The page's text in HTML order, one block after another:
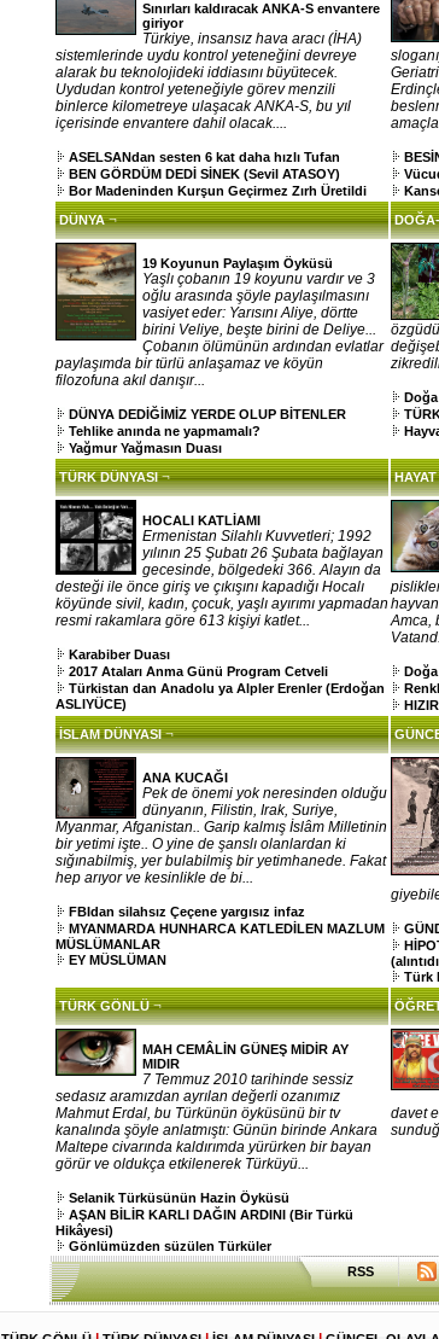
Sınırları kaldıracak ANKA-S envantere
giriyor
Türkiye, insansız hava aracı (İHA)
sistemlerinde uydu kontrol yeteneğini devreye
alarak bu teknolojideki iddiasını büyütecek.
Uydudan kontrol yeteneğiyle görev menzili
binlerce kilometreye ulaşacak ANKA-S, bu yıl
içerisinde envantere dahil olacak....
ASELSANdan sesten 6 kat daha hızlı Tufan
BEN GÖRDÜM DEDİ SİNEK (Sevil ATASOY)
Bor Madeninden Kurşun Geçirmez Zırh Üretildi
DÜNYA ¬
19 Koyunun Paylaşım Öyküsü
Yaşlı çobanın 19 koyunu vardır ve 3
oğlu arasında şöyle paylaşılmasını
vasiyet eder: Yarısını Aliye, dörtte
birini Veliye, beşte birini de Deliye...
Çobanın ölümünün ardından evlatlar
paylaşımda bir türlü anlaşamaz ve köyün
filozofuna akıl danışır...
DÜNYA DEDİĞİMİZ YERDE OLUP BİTENLER
Tehlike anında ne yapmamalı?
Yağmur Yağmasın Duası
TÜRK DÜNYASI ¬
HOCALI KATLİAMI
Ermenistan Silahlı Kuvvetleri; 1992
yılının 25 Şubatı 26 Şubata bağlayan
gecesinde, bölgedeki 366. Alayın da
desteği ile önce giriş ve çıkışını kapadığı Hocalı
köyünde sivil, kadın, çocuk, yaşlı ayırımı yapmadan
resmi rakamlara göre 613 kişiyi katlet...
Karabiber Duası
2017 Ataları Anma Günü Program Cetveli
Türkistan dan Anadolu ya Alpler Erenler (Erdoğan
ASLIYÜCE)
Amca,
HIZIR
İSLAM DÜNYASI ¬
ANA KUCAĞI
Pek de önemi yok neresinden olduğu
dünyanın, Filistin, Irak, Suriye,
Myanmar, Afganistan.. Garip kalmış İslâm Milletinin
bir yetimi işte.. O yine de şanslı olanlardan ki
sığınabilmiş, yer bulabilmiş bir yetimhanede. Fakat
hep arıyor ve kesinlikle de bi...
FBIdan silahsız Çeçene yargısız infaz
MYANMARDA HUNHARCA KATLEDİLEN MAZLUM
MÜSLÜMANLAR
EY MÜSLÜMAN
Türk
TÜRK GÖNLÜ ¬
MAH CEMÂLİN GÜNEŞ MİDİR AY
MIDIR
7 Temmuz 2010 tarihinde sessiz
sedasız aramızdan ayrılan değerli ozanımız
Mahmut Erdal, bu Türkünün öyküsünü bir tv
kanalında şöyle anlatmıştı: Günün birinde Ankara
Maltepe civarında kaldırımda yürürken bir bayan
görür ve oldukça etkilenerek Türküyü...
Selanik Türküsünün Hazin Öyküsü
AŞAN BİLİR KARLI DAĞIN ARDINI (Bir Türkü
Hikâyesi)
Gönlümüzden süzülen Türküler
davet
RSS